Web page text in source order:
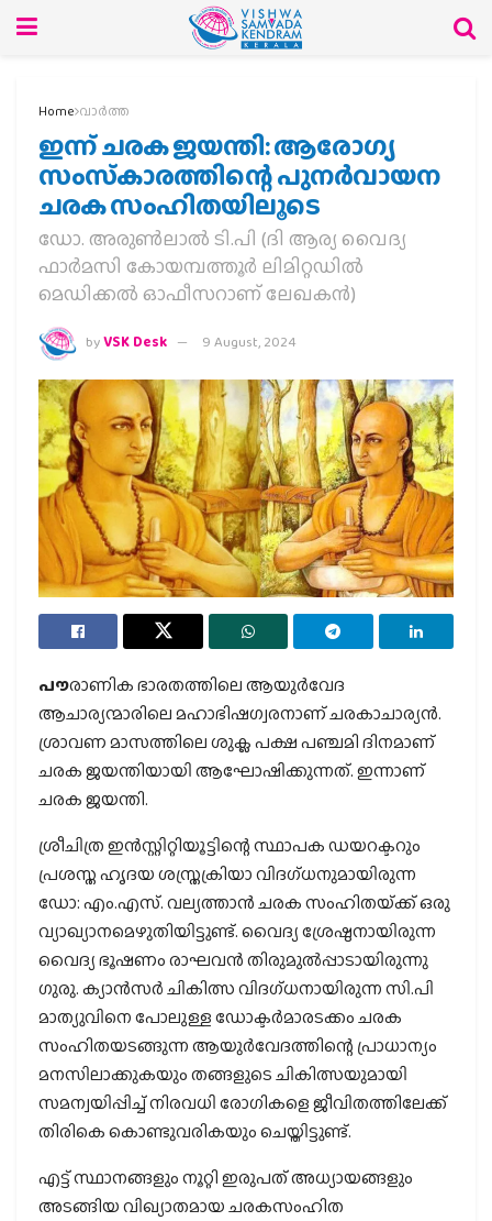
Home വാര്‍ത്ത
ഇന്ന് ചരക ജയന്തി: ആരോഗ്യ
സംസ്‌കാരത്തിന്റെ പുനര്‍വായന
ചരക സംഹിതയിലൂടെ
ഡോ. അരുണ്‍ലാല്‍ ടി.പി (ദി ആര്യ വൈദ്യ
ഫാര്‍മസി കോയമ്പത്തൂര്‍ ലിമിറ്റഡില്‍
മെഡിക്കല്‍ ഓഫീസറാണ് ലേഖകന്‍)
byVSK Desk 9 August, 2024
പൗരാണിക ഭാരതത്തിലെ ആയുര്‍വേദ
ആചാര്യന്മാരിലെ മഹാഭിഷഗ്വരനാണ് ചരകാചാര്യന്‍.
ശ്രാവണ മാസത്തിലെ ശുക്ല പക്ഷ പഞ്ചമി ദിനമാണ്
ചരക ജയന്തിയായി ആഘോഷിക്കുന്നത്. ഇന്നാണ്
ചരക ജയന്തി.
ശ്രീചിത്ര ഇന്‍സ്റ്റിറ്റിയൂട്ടിന്റെ സ്ഥാപക ഡയറക്ടറും
പ്രശസ്ത ഹൃദയ ശസ്ത്രക്രിയാ വിദഗ്ധനുമായിരുന്ന
ഡോ: എം.എസ്. വല്യത്താന്‍ ചരക സംഹിതയ്‌ക്ക് ഒരു
വ്യാഖ്യാനമെഴുതിയിട്ടുണ്ട്. വൈദ്യ ശ്രേഷ്ഠനായിരുന്ന
വൈദ്യ ഭൂഷണം രാഘവന്‍ തിരുമുല്‍പ്പാടായിരുന്നു
ഗുരു. ക്യാന്‍സര്‍ ചികിത്സ വിദഗ്ധനായിരുന്ന സി.പി
മാത്യുവിനെ പോലുള്ള ഡോക്ടര്‍മാരടക്കം ചരക
സംഹിതയടങ്ങുന്ന ആയുര്‍വേദത്തിന്റെ പ്രാധാന്യം
മനസിലാക്കുകയും തങ്ങളുടെ ചികിത്സയുമായി
സമന്വയിപ്പിച്ച് നിരവധി രോഗികളെ ജീവിതത്തിലേക്ക്
തിരികെ കൊണ്ടുവരികയും ചെയ്തിട്ടുണ്ട്.
എട്ട് സ്ഥാനങ്ങളും നൂറ്റി ഇരുപത് അധ്യായങ്ങളും
അടങ്ങിയ വിഖ്യാതമായ ചരകസംഹിത